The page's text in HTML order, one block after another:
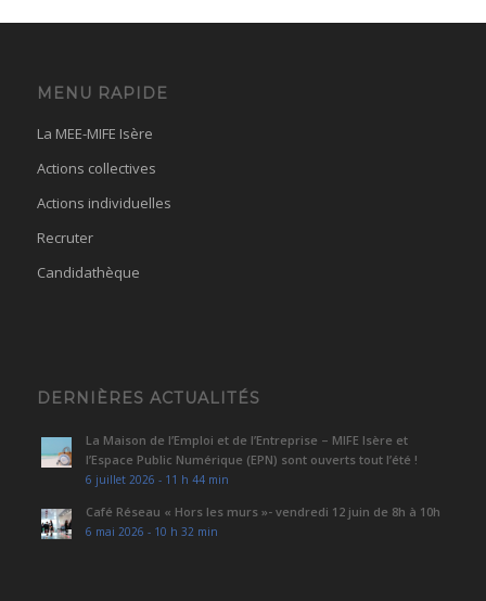
MENU RAPIDE
La MEE-MIFE Isère
Actions collectives
Actions individuelles
Recruter
Candidathèque
DERNIÈRES ACTUALITÉS
La Maison de l’Emploi et de l’Entreprise – MIFE Isère et
l’Espace Public Numérique (EPN) sont ouverts tout l’été !
6 juillet 2026 - 11 h 44 min
Café Réseau « Hors les murs »- vendredi 12 juin de 8h à 10h
6 mai 2026 - 10 h 32 min